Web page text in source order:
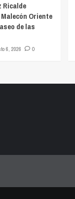
Ricalde
Oriente
de las
6, 2026 0